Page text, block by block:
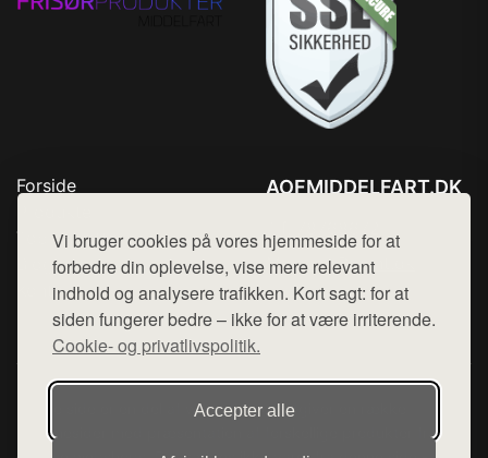
Vi bruger cookies på vores hjemmeside for at
forbedre din oplevelse, vise mere relevant
indhold og analysere trafikken. Kort sagt: for at
siden fungerer bedre – ikke for at være irriterende.
Cookie- og privatlivspolitik.
Accepter alle
Forside
Top Rabatter
Blog
Kontakt
AOFMIDDELFART.DK
Mail: hej@want.dk
Cookie- og privatlivspolitik
Denne side er en del af want.dk, der udgiver en række
hjemmesider med præsentation af forskellige produkter fra